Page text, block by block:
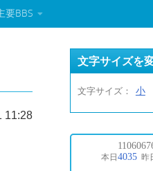
要BBS
11:28
文字サイズを
文字サイズ： 小